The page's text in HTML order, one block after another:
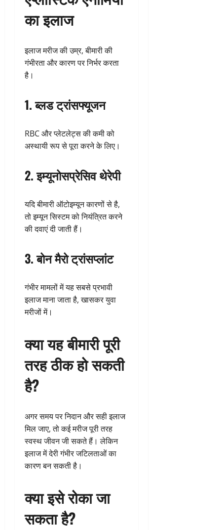
का इलाज
इलाज मरीज की उम्र, बीमारी की
गंभीरता और कारण पर निर्भर करता
है।
1. ब्लड ट्रांसफ्यूजन
RBC और प्लेटलेट्स की कमी को
अस्थायी रूप से पूरा करने के लिए।
2. इम्यूनोसप्रेसिव थेरेपी
यदि बीमारी ऑटोइम्यून कारणों से है,
तो इम्यून सिस्टम को नियंत्रित करने
की दवाएं दी जाती हैं।
3. बोन मैरो ट्रांसप्लांट
गंभीर मामलों में यह सबसे प्रभावी
इलाज माना जाता है, खासकर युवा
मरीजों में।
क्या यह बीमारी पूरी
तरह ठीक हो सकती
है?
अगर समय पर निदान और सही इलाज
मिल जाए, तो कई मरीज पूरी तरह
स्वस्थ जीवन जी सकते हैं। लेकिन
इलाज में देरी गंभीर जटिलताओं का
कारण बन सकती है।
क्या इसे रोका जा
सकता है?